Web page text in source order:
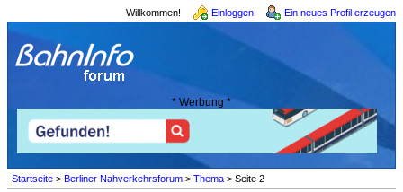
Willkommen! Einloggen Ein neues Profil erzeugen
* Werbung *
Startseite > Berliner Nahverkehrsforum > Thema > Seite 2